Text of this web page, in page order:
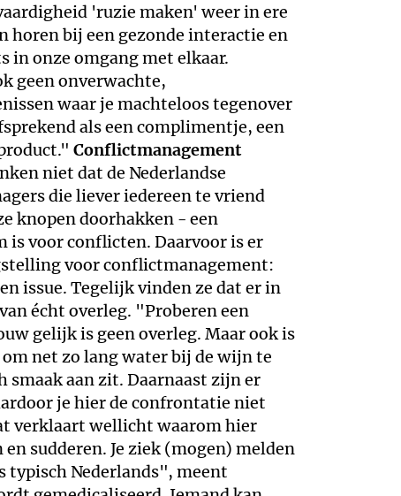
'ruzie maken' weer in ere
bij een gezonde interactie en
in onze omgang met elkaar.
geen onverwachte,
waar je machteloos tegenover
als een complimentje, een
Conflictmanagement
niet dat de Nederlandse
die liever iedereen te vriend
knopen doorhakken - een
is voor conflicten. Daarvoor is er
voor conflictmanagement:
issue. Tegelijk vinden ze dat er in
écht overleg. "Proberen een
gelijk is geen overleg. Maar ook is
net zo lang water bij de wijn te
smaak aan zit. Daarnaast zijn er
je hier de confrontatie niet
verklaart wellicht waarom hier
sudderen. Je ziek (mogen) melden
typisch Nederlands", meent